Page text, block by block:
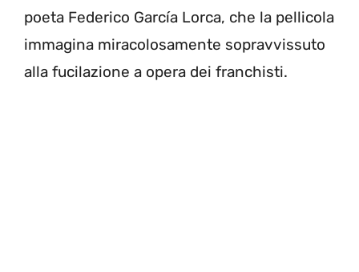
poeta Federico García Lorca, che la pellicola
immagina miracolosamente sopravvissuto
alla fucilazione a opera dei franchisti.